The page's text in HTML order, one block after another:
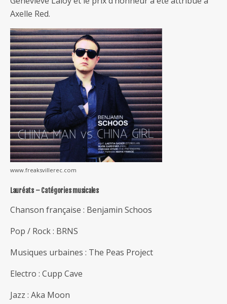
Axelle Red.
www.freaksvillerec.com
Lauréats – Catégories musicales
Chanson française : Benjamin Schoos
Pop / Rock : BRNS
Musiques urbaines : The Peas Project
Electro : Cupp Cave
Jazz : Aka Moon